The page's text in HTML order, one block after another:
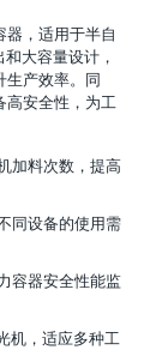
，适用于半自
大容量设计，
生产效率。同
高安全性，为工
加料次数，提高
同设备的使用需
容器安全性能监
机，适应多种工